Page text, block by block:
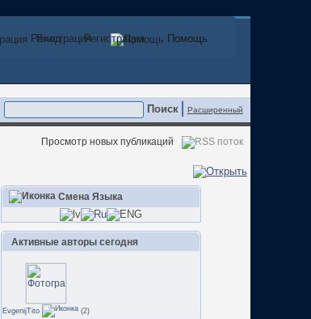
Вход Регистрация Помощь
Регистрация Помощь
Расширенный
Просмотр новых публикаций
Смена Языка
Активные авторы сегодня
EvgenijTito (2)